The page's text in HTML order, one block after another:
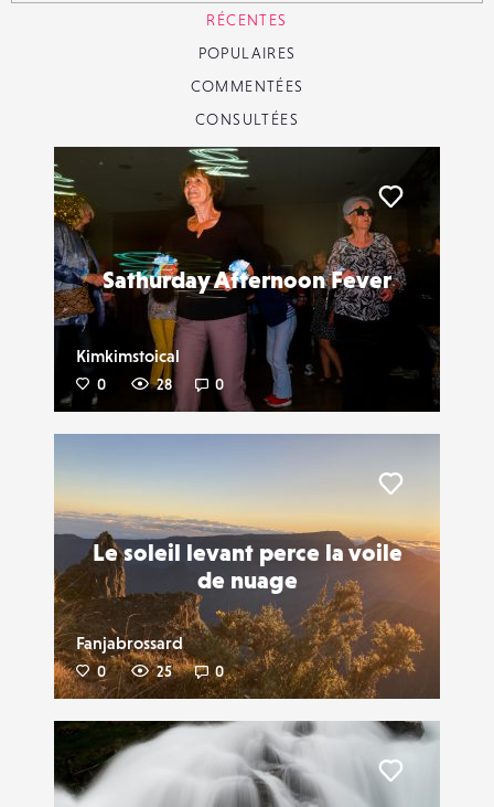
RÉCENTES
POPULAIRES
COMMENTÉES
CONSULTÉES
Sathurday Afternoon Fever
Kimkimstoical
0 28 0
Le soleil levant perce la voile
de nuage
Fanjabrossard
0 25 0